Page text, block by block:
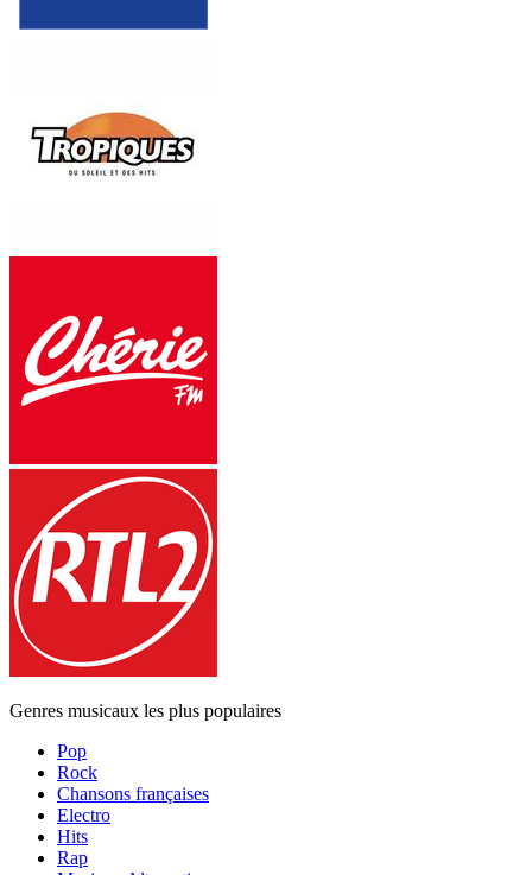
Genres musicaux les plus populaires
Pop
Rock
Chansons françaises
Electro
Hits
Rap